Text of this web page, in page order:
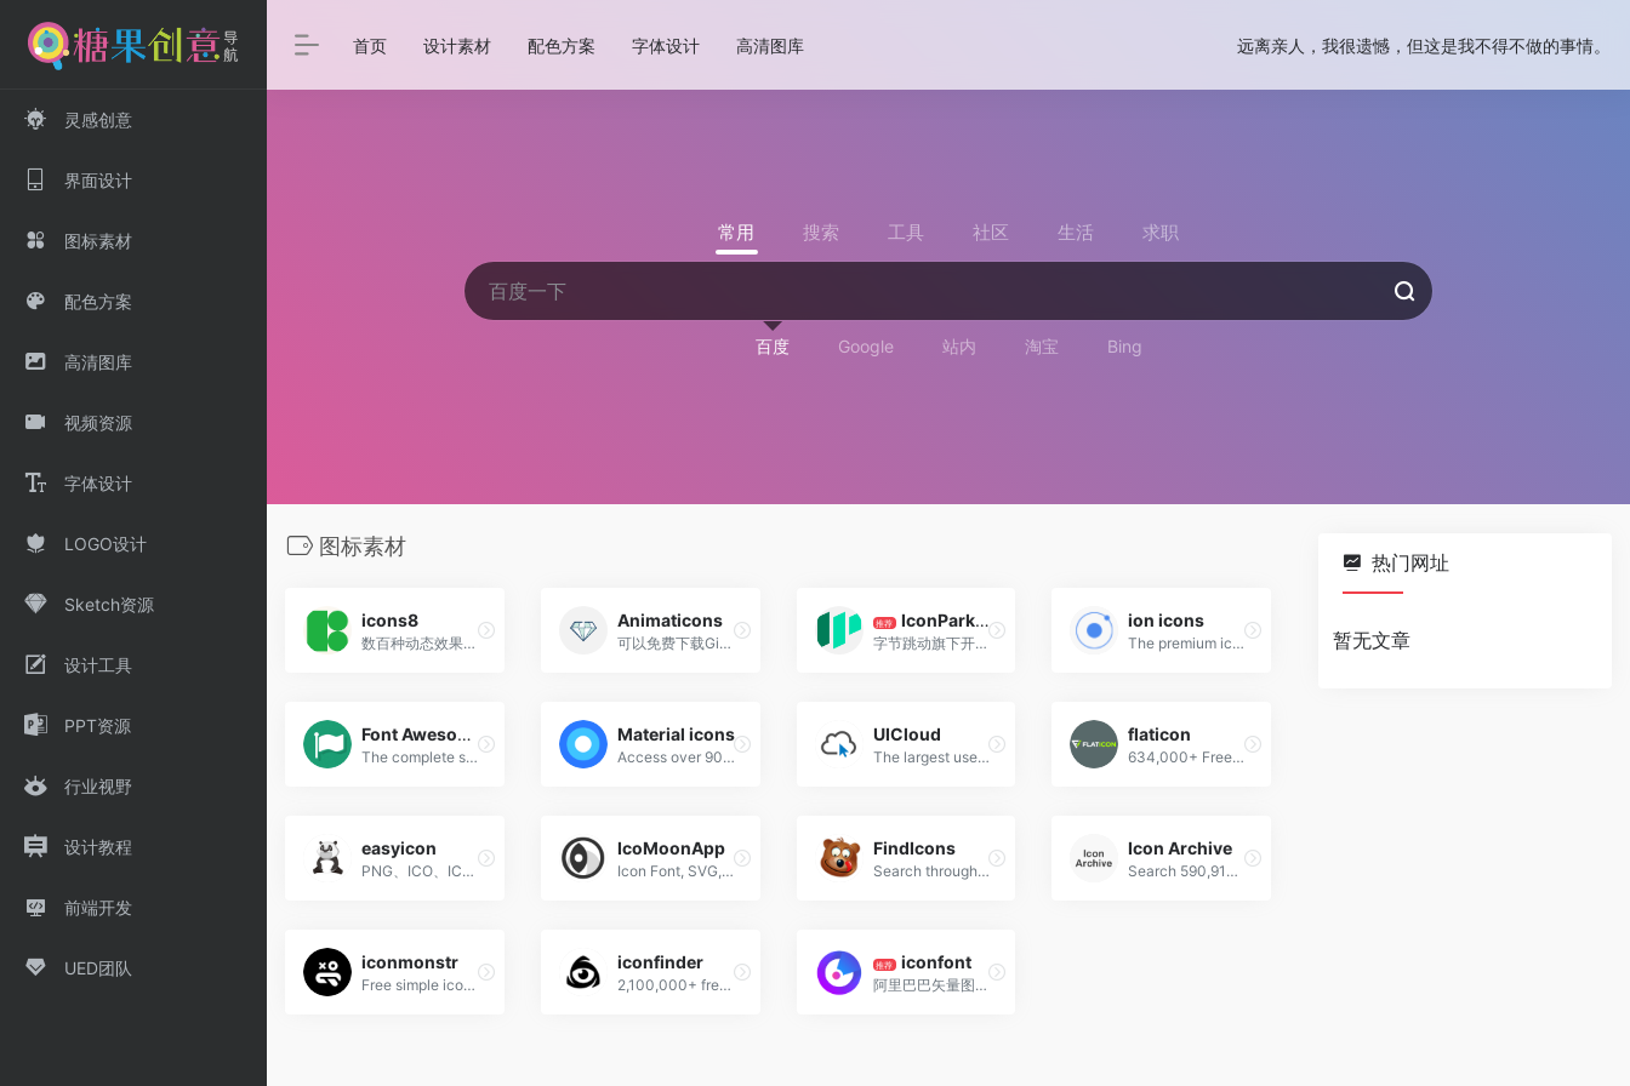
灵感创意
界面设计
图标素材
配色方案
高清图库
视频资源
字体设计
LOGO设计
Sketch资源
设计工具
PPT资源
行业视野
设计教程
前端开发
UED团队
首页 设计素材 配色方案 字体设计 高清图库 远离亲人，我很遗憾，但这是我不得不做的事情。
常用 搜索 工具 社区 生活 求职
百度 Google 站内 淘宝 Bing
图标素材
icons8
数百种动态效果可商用！
Animaticons
可以免费下载Gif动态图标
推荐 IconPark字节跳动图标库
字节跳动旗下开源图标库，IconPark图标库是一个通过技术驱动矢量图标样式的开源图标库
ion icons
The premium icon font for Ionic Framework.
Font Awesome Icon
The complete set of 675 icons in Font Awesome
Material icons
Access over 900 material system icons, available in a variety of sizes and densities, and as a web font.
UICloud
The largest user interface design database in the world.
flaticon
634,000+ Free vector icons in SVG, PSD, PNG, EPS format or as ICON FONT.
easyicon
PNG、ICO、ICNS格式图标搜索、图标下载服务
IcoMoonApp
Icon Font, SVG, PDF & PNG Generator
FindIcons
Search through 300,000 free icons
Icon Archive
Search 590,912 free icons
iconmonstr
Free simple icons for your next project
iconfinder
2,100,000+ free and premium vector icons.
推荐 iconfont
阿里巴巴矢量图标库，数量巨大
热门网址
暂无文章